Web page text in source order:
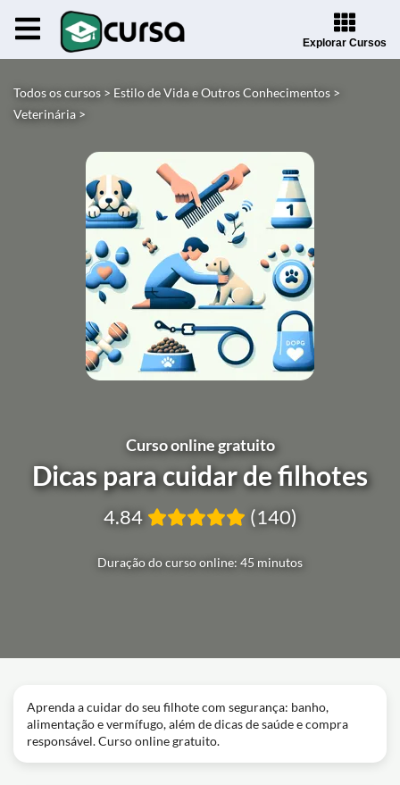
Explorar Cursos
Todos os cursos > Estilo de Vida e Outros Conhecimentos >
Veterinária >
Curso online gratuito
Dicas para cuidar de filhotes
Duração do curso online: 45 minutos
4.84 (140)
Aprenda a cuidar do seu filhote com segurança: banho,
alimentação e vermífugo, além de dicas de saúde e compra
responsável. Curso online gratuito.